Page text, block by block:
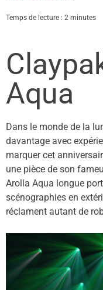
Temps de lecture : 2 minutes
Aqua
Dans le monde de la
davantage avec
marquer cet
une pièce de son
Arolla Aqua longue
scénographies en
réclament autant de